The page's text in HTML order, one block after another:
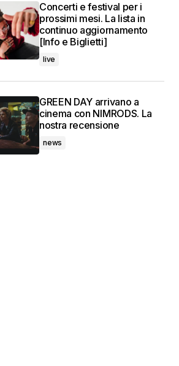
Concerti e festival per i
prossimi mesi. La lista in
continuo aggiornamento
[Info e Biglietti]
live
GREEN DAY arrivano a
cinema con NIMRODS. La
nostra recensione
news